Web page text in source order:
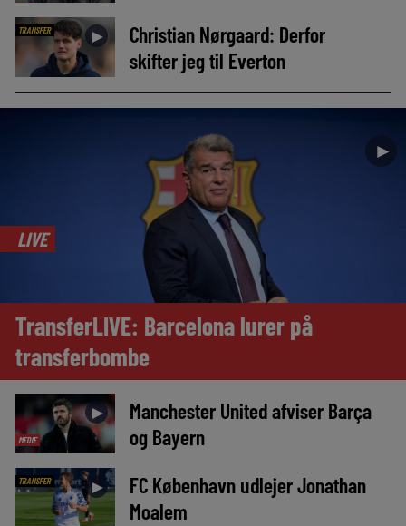
TRANSFER ►
Christian Nørgaard: Derfor
skifter jeg til Everton
►
LIVE
TransferLIVE: Barcelona lurer på
transferbombe
MEDIE
►
Manchester United afviser Barça
og Bayern
TRANSFER ►
FC København udlejer Jonathan
Moalem